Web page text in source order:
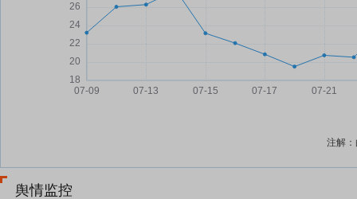
注解
舆情监控